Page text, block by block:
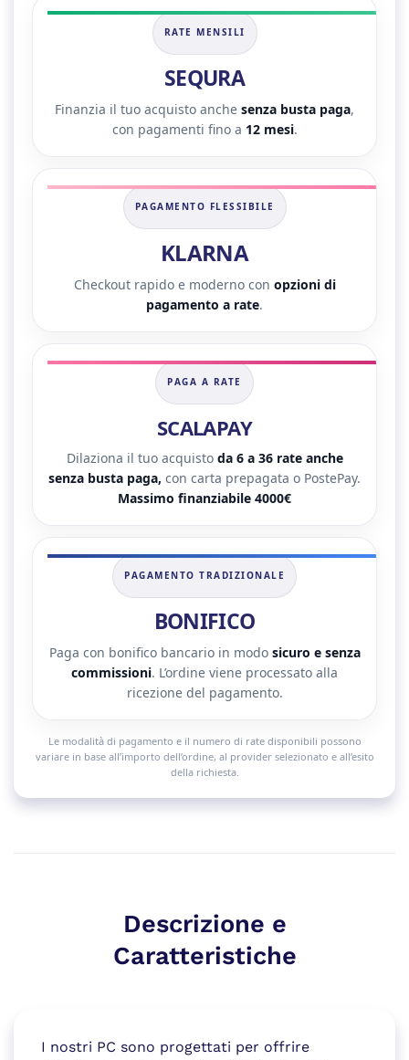
RATE MENSILI
SEQURA
Finanzia il tuo acquisto anche senza busta paga,
con pagamenti fino a 12 mesi.
PAGAMENTO FLESSIBILE
KLARNA
Checkout rapido e moderno con opzioni di
pagamento a rate.
PAGA A RATE
SCALAPAY
Dilaziona il tuo acquisto da 6 a 36 rate anche
senza busta paga, con carta prepagata o PostePay.
Massimo finanziabile 4000€
PAGAMENTO TRADIZIONALE
BONIFICO
Paga con bonifico bancario in modo sicuro e senza
commissioni. L’ordine viene processato alla
ricezione del pagamento.
Le modalità di pagamento e il numero di rate disponibili possono
variare in base all’importo dell’ordine, al provider selezionato e all’esito
della richiesta.
Descrizione e
Caratteristiche
I nostri PC sono progettati per offrire